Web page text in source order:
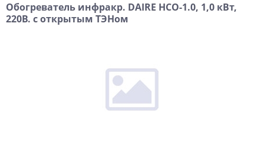
Обогреватель инфракр. DAIRE HСO-1.0, 1,0 кВт,
220В. с открытым ТЭНом